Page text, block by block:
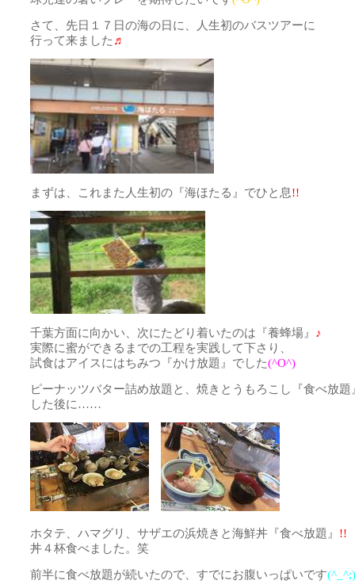
さて、先日１７日の海の日に、人生初のバスツアーに
行って来ました ♬
まずは、これまた人生初の『海ほたる』でひと息!!
千葉方面に向かい、次にたどり着いたのは『養蜂場』 ♪
実際に蜜ができるまでの工程を実践して下さり、
試食はアイスにはちみつ『かけ放題』でした(^O^)
ピーナッツバター詰め放題と、焼きとうもろこし『食べ放題
した後に……
ホタテ、ハマグリ、サザエの浜焼きと海鮮丼『食べ放題』 !!
丼４杯食べました。笑
前半に食べ放題が続いたので、すでにお腹いっぱいです(^_^;)